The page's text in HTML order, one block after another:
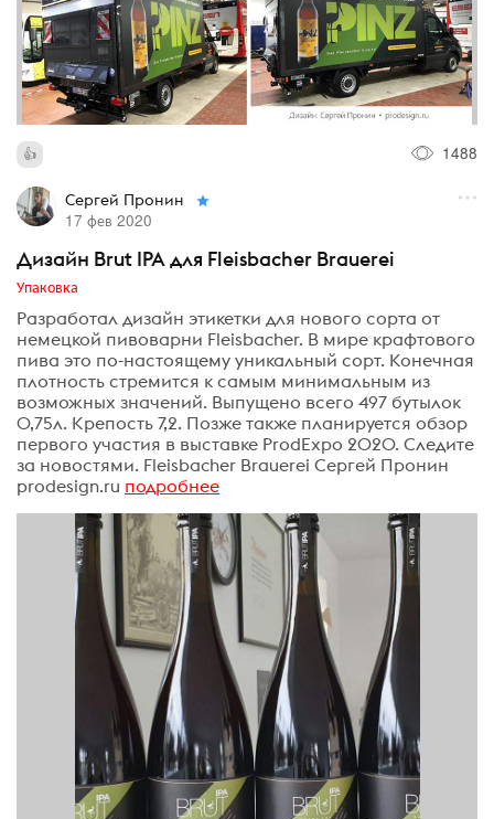
1488
Сергей Пронин
17 фев 2020
Дизайн Brut IPA для Fleisbacher Brauerei
Упаковка
Разработал дизайн этикетки для нового сорта от
немецкой пивоварни Fleisbacher. В мире крафтового
пива это по-настоящему уникальный сорт. Конечная
плотность стремится к самым минимальным из
возможных значений. Выпущено всего 497 бутылок
0,75л. Крепость 7,2. Позже также планируется обзор
первого участия в выставке ProdExpo 2020. Следите
за новостями. Fleisbacher Brauerei Сергей Пронин
prodesign.ru подробнее